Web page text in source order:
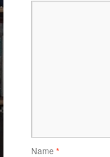
Name *